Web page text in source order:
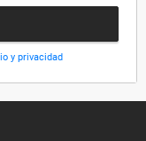
y privacidad